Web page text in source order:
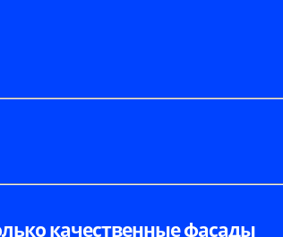
качественные фасады